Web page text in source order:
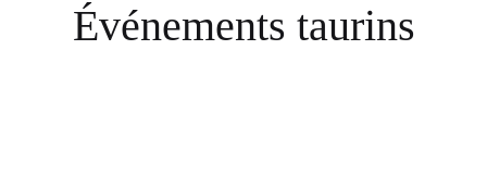
Événements taurins